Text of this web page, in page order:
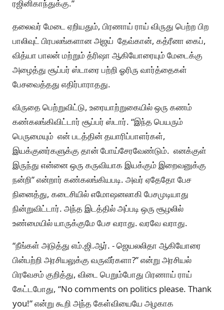
ரஜினிகாந்துக்கு.”
தலைவர் மேடை ஏறியதும், பிரணாய் ராய் விருது பெற்ற பிற
பாலிவுட் பிரபலங்களான அஜய் தேவ்கான், கத்ரீனா கைப்,
வித்யா பாலன் மற்றும் த்ரிஷா ஆகியோரையும் மேடைக்கு
அழைத்து சூப்பர் ஸ்டாரை பற்றி ஓரிரு வார்த்தைகள்
பேசவைத்தது எதிர்பாராதது.
விருதை பெற்றுவிட்டு, உரையாற்றுகையில் ஒரு கணம்
கண்கலங்கிவிட்டார் சூப்பர் ஸ்டார். “இந்த பெயரும்
பெருமையும் என் படத்தின் தயாரிப்பாளர்கள்,
இயக்குனர்களுக்கு தான் போய்சேரவேண்டும். எனக்குள்
இருந்து என்னை ஒரு கருவியாக இயக்கும் இறைவனுக்கு
நன்றி” என்றார் கண்கலங்கியபடி. அவர் ஏதேதோ பேச
நினைத்து, கடைசியில் எமோஷனலாகி பேசமுடியாது
நின்றுவிட்டார். அந்த இடத்தில் அப்படி ஒரு சூழலில்
உண்மையில் யாருக்குமே பேச வராது. வரவே வராது.
“நீங்கள் அடுத்து எம்.ஜி.ஆர். - ஜெயலலிதா ஆகியோரை
பின்பற்றி அரசியலுக்கு வருவீர்களா?” என்று அரசியல்
பிரவேசம் குறித்து, விடை பெறும்போது பிரணாய் ராய்
கேட்டபோது, “No comments on politics please. Thank
you!” என்று கூறி அந்த கேள்வியையே அழகாக